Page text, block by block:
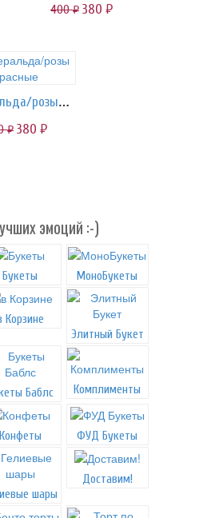
400руб. 380 руб.
Эсмеральда/розы красные
руб. 380 руб.
эмоций :-)
Букеты МоноБукеты
Корзине
Элитный Букет
Баблс Комплименты
Конфеты ФУД Букеты
шары
Доставим!